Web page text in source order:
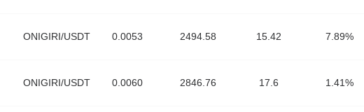
ONIGIRI/USDT 0.0053 2494.58 15.42 7.89%
ONIGIRI/USDT 0.0060 2846.76 17.6 1.41%